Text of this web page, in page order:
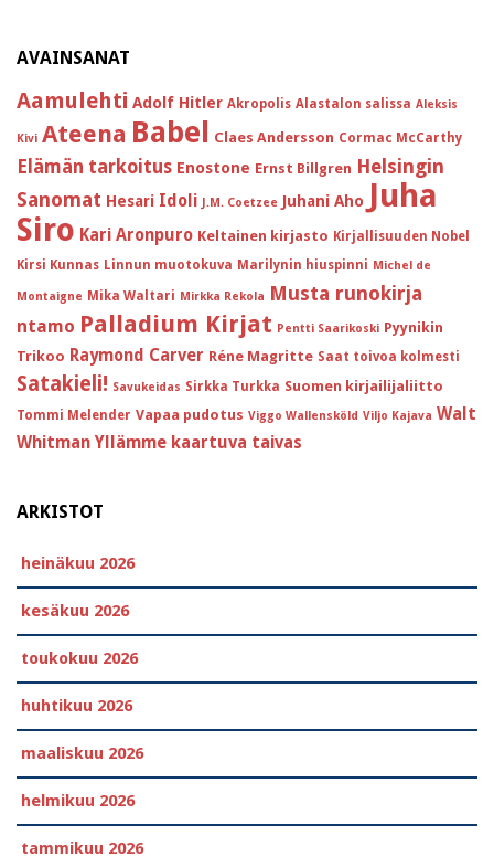
AVAINSANAT
Aamulehti Adolf Hitler Akropolis Alastalon salissa Aleksis
Kivi Ateena Babel Claes Andersson Cormac McCarthy
Elämän tarkoitus Enostone Ernst Billgren Helsingin
Sanomat Hesari Idoli J.M. Coetzee Juhani Aho Juha
Siro Kari Aronpuro Keltainen kirjasto Kirjallisuuden Nobel
Kirsi Kunnas Linnun muotokuva Marilynin hiuspinni Michel de
Montaigne Mika Waltari Mirkka Rekola Musta runokirja
ntamo Palladium Kirjat Pentti Saarikoski Pyynikin
Trikoo Raymond Carver Réne Magritte Saat toivoa kolmesti
Satakieli! Savukeidas Sirkka Turkka Suomen kirjailijaliitto
Tommi Melender Vapaa pudotus Viggo Wallensköld Viljo Kajava Walt
Whitman Yllämme kaartuva taivas
ARKISTOT
heinäkuu 2026
kesäkuu 2026
toukokuu 2026
huhtikuu 2026
maaliskuu 2026
helmikuu 2026
tammikuu 2026